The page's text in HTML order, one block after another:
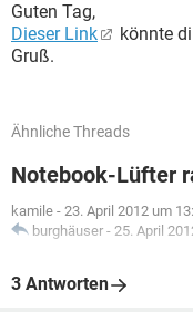
Guten Tag,
Dieser Link
könnte
Gruß.
Ähnliche Threads
Notebook-Lüfter
kamile - 23. April 2012 um
burghäuser - 25. April
3 Antworten